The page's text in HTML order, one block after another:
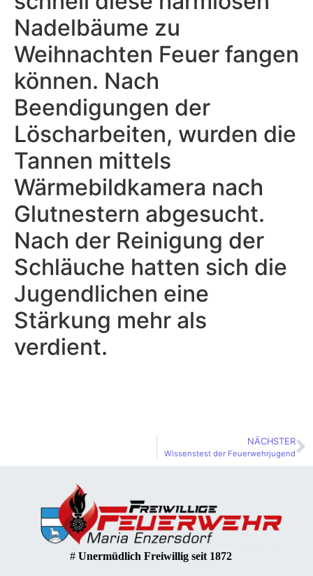
Nadelbäume zu
Weihnachten Feuer fangen
können. Nach
Beendigungen der
Löscharbeiten, wurden die
Tannen mittels
Wärmebildkamera nach
Glutnestern abgesucht.
Nach der Reinigung der
Schläuche hatten sich die
Jugendlichen eine
Stärkung mehr als
verdient.
NÄCHSTER
Wissenstest der Feuerwehrjugend
# Unermüdlich Freiwillig seit 1872